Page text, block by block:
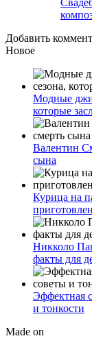
Добавить
Новое
Модные
которые
Валентин
сына
Курица на
Никколо
факты для
Эффектная
и тонкости
Made on